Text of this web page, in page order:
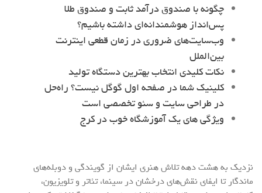
چگونه با صندوق درآمد ثابت و صندوق طلا
پس‌انداز هوشمندانه‌ای داشته باشیم؟
وب‌سایت‌های ضروری در زمان قطعی اینترنت
بین‌الملل
نکات کلیدی انتخاب بهترین دستگاه تولید
کلینیک شما در صفحه اول گوگل نیست؟ راه‌حل
در طراحی سایت و سئو تخصصی است
ویژگی های یک آموزشگاه خوب در کرج
نزدیک به هشت دهه تلاش هنری ایشان از گویندگی و دوبله‌های
ماندگار تا ایفای نقش‌های درخشان در سینما، تئاتر و تلویزیون،